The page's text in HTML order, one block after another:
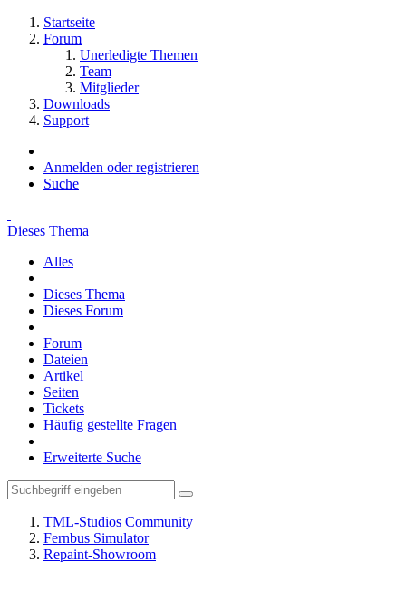
Startseite
Forum
Unerledigte Themen
Team
Mitglieder
Downloads
Support
Anmelden oder registrieren
Suche
Dieses Thema
Alles
Dieses Thema
Dieses Forum
Forum
Dateien
Artikel
Seiten
Tickets
Häufig gestellte Fragen
Erweiterte Suche
TML-Studios Community
Fernbus Simulator
Repaint-Showroom